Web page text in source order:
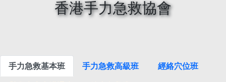
香港手力急救協會
手力急救基本班 手力急救高級班
經絡穴位班